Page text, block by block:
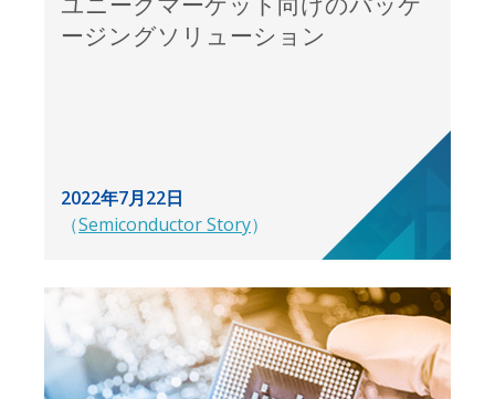
ージングソリューション
2022年7月22日
（Semiconductor Story）